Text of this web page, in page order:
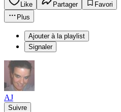
Like Partager
Favori
Plus
Ajouter à la playlist
Signaler
AJ
Suivre